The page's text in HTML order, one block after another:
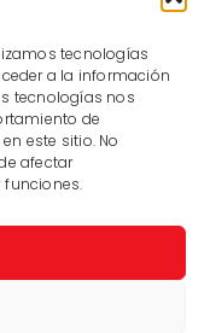
tecnologías
a la información
tecnologías nos
de
este sitio. No
afectar
funciones.
bodas 2025 es
colores son
hay un
si buscas una
tu
son los